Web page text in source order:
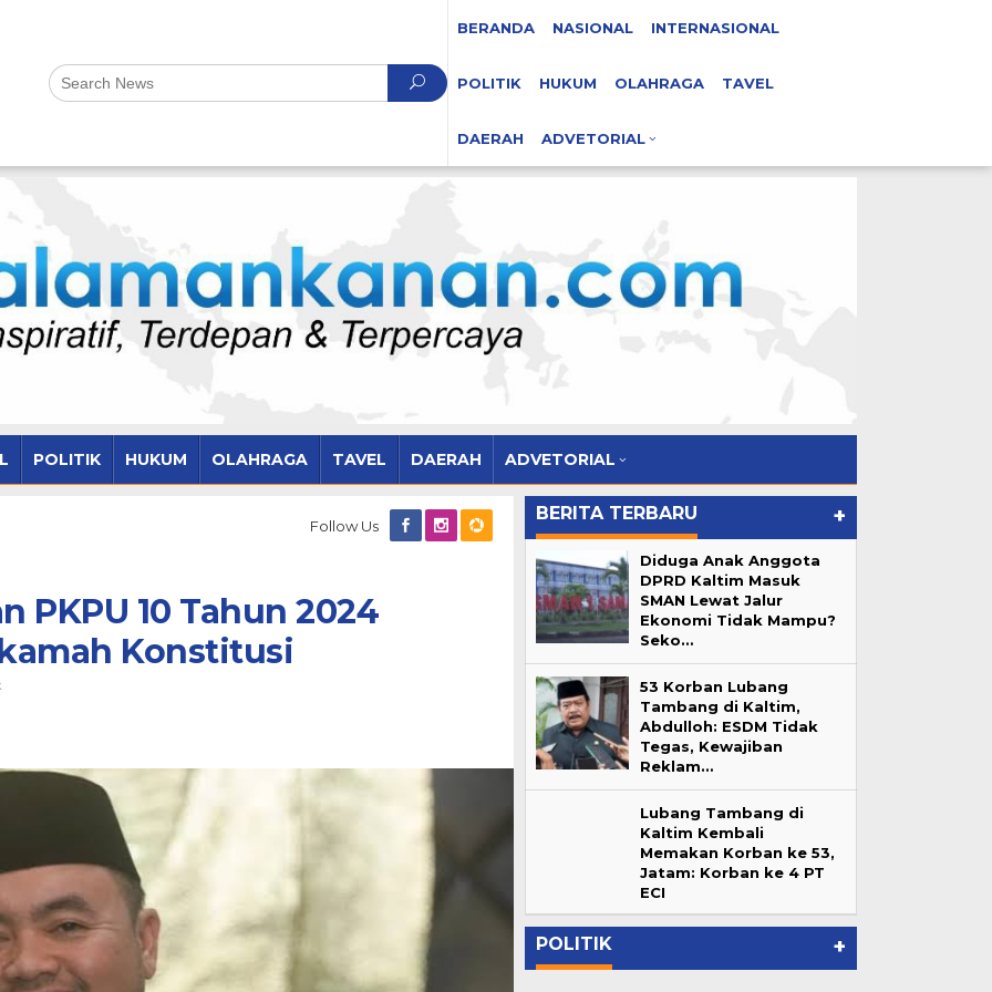
BERANDA NASIONAL INTERNASIONAL
POLITIK HUKUM OLAHRAGA TAVEL
DAERAH ADVETORIAL
POLITIK HUKUM OLAHRAGA TAVEL DAERAH ADVETORIAL
Follow Us
PKPU 10 Tahun 2024
Konstitusi
BERITA TERBARU +
Diduga Anak Anggota
DPRD Kaltim Masuk
SMAN Lewat Jalur
Ekonomi Tidak Mampu?
Seko…
53 Korban Lubang
Tambang di Kaltim,
Abdulloh: ESDM Tidak
Tegas, Kewajiban
Reklam…
Lubang Tambang di
Kaltim Kembali
Memakan Korban ke 53,
Jatam: Korban ke 4 PT
ECI
POLITIK +
Diduga Anak Anggota DPRD
Kaltim Masuk SMAN Lewat Jalur
Ekonomi Tidak Mampu? Seko…
In Berita, Daerah, Dprd Kaltim, Nasional, Pemprov
Kaltim
| July 7, 2026
Lubang Tambang di Kaltim
Kembali Memakan Korban ke
53, Jatam: Korban ke 4 PT ECI
In Berita, Daerah, Pemprov Kaltim